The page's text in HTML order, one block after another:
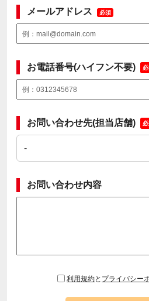
メールアドレス 必須
お電話番号(ハイフン不要)
お問い合わせ先(担当店舗)
お問い合わせ内容
利用規約と プライバシー